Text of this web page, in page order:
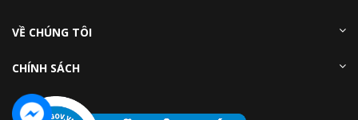
VỀ CHÚNG TÔI
CHÍNH SÁCH